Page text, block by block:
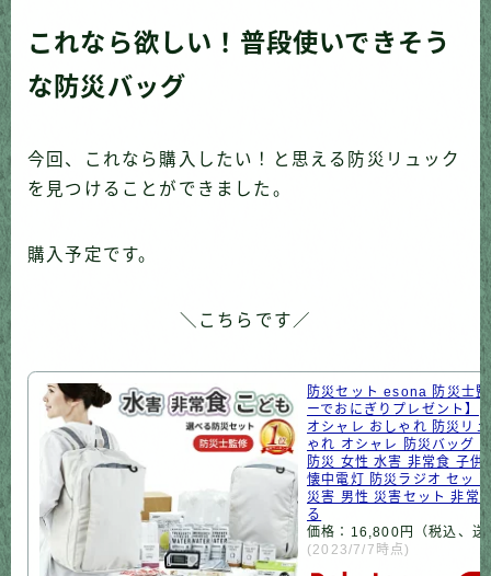
これなら欲しい！普段使いできそう
な防災バッグ
今回、これなら購入したい！と思える防災リュック
を見つけることができました。
購入予定です。
＼こちらです／
防災セット esona 防災士
ーでおにぎりプレゼント】|
オシャレ おしゃれ 防災リ
ゃれ オシャレ 防災バッグ
防災 女性 水害 非常食 子供
懐中電灯 防災ラジオ セッ
災害 男性 災害セット 非常
る
価格：16,800円（税込、送
(2023/7/7時点)